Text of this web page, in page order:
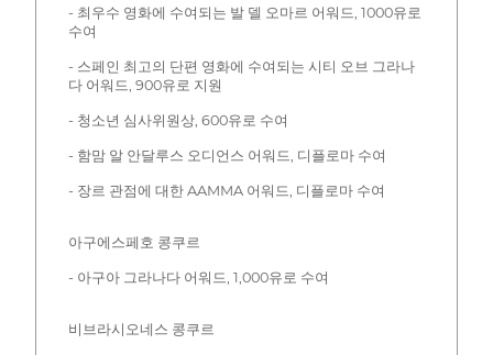
- 최우수 영화에 수여되는 발 델 오마르 어워드, 1000유로
수여
- 스페인 최고의 단편 영화에 수여되는 시티 오브 그라나
다 어워드, 900유로 지원
- 청소년 심사위원상, 600유로 수여
- 함맘 알 안달루스 오디언스 어워드, 디플로마 수여
- 장르 관점에 대한 AAMMA 어워드, 디플로마 수여
아구에스페호 콩쿠르
- 아구아 그라나다 어워드, 1,000유로 수여
비브라시오네스 콩쿠르